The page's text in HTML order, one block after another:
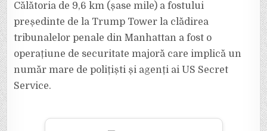
Călătoria de 9,6 km (șase mile) a fostului
președinte de la Trump Tower la clădirea
tribunalelor penale din Manhattan a fost o
operațiune de securitate majoră care implică un
număr mare de polițiști și agenți ai US Secret
Service.